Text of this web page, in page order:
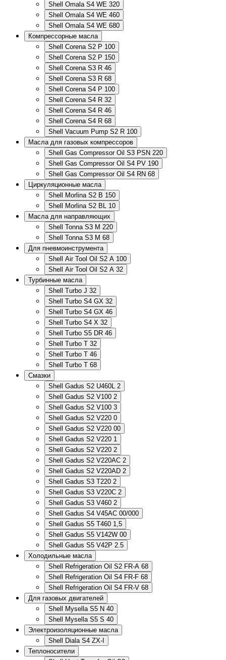
Shell Omala S4 WE 320
Shell Omala S4 WE 460
Shell Omala S4 WE 680
Компрессорные масла
Shell Corena S2 P 100
Shell Corena S2 P 150
Shell Corena S3 R 46
Shell Corena S3 R 68
Shell Corena S4 P 100
Shell Corena S4 R 32
Shell Corena S4 R 46
Shell Corena S4 R 68
Shell Vacuum Pump S2 R 100
Масла для газовых компрессоров
Shell Gas Compressor Oil S3 PSN 220
Shell Gas Compressor Oil S4 PV 190
Shell Gas Compressor Oil S4 RN 68
Циркуляционные масла
Shell Morlina S2 B 150
Shell Morlina S2 BL 10
Масла для направляющих
Shell Tonna S3 M 220
Shell Tonna S3 M 68
Для пневмоинструмента
Shell Air Tool Oil S2 A 100
Shell Air Tool Oil S2 A 32
Турбинные масла
Shell Turbo J 32
Shell Turbo S4 GX 32
Shell Turbo S4 GX 46
Shell Turbo S4 X 32
Shell Turbo S5 DR 46
Shell Turbo T 32
Shell Turbo T 46
Shell Turbo T 68
Смазки
Shell Gadus S2 U460L 2
Shell Gadus S2 V100 2
Shell Gadus S2 V100 3
Shell Gadus S2 V220 0
Shell Gadus S2 V220 00
Shell Gadus S2 V220 1
Shell Gadus S2 V220 2
Shell Gadus S2 V220AC 2
Shell Gadus S2 V220AD 2
Shell Gadus S3 T220 2
Shell Gadus S3 V220C 2
Shell Gadus S3 V460 2
Shell Gadus S4 V45AC 00/000
Shell Gadus S5 T460 1,5
Shell Gadus S5 V142W 00
Shell Gadus S5 V42P 2.5
Холодильные масла
Shell Refrigeration Oil S2 FR-A 68
Shell Refrigeration Oil S4 FR-F 68
Shell Refrigeration Oil S4 FR-V 68
Для газовых двигателей
Shell Mysella S5 N 40
Shell Mysella S5 S 40
Электроизоляционные масла
Shell Diala S4 ZX-I
Теплоносители